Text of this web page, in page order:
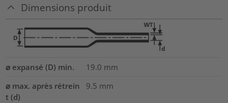
Dimensions produit
⌀ expansé (D) min. 19.0 mm
⌀ max. après rétrein
t (d)
9.5 mm